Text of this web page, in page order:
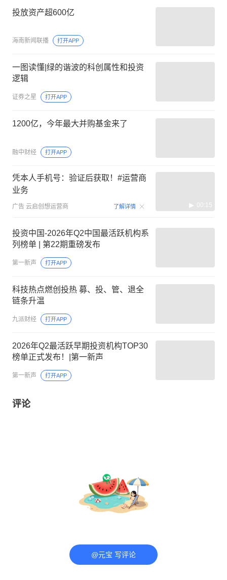
投放资产超600亿
海南新闻联播 打开APP
一图读懂|绿的谐波的科创属性和投资
逻辑
证券之星 打开APP
1200亿，今年最大并购基金来了
融中财经 打开APP
凭本人手机号：验证后获取！#运营商
业务
广告 云启创想运营商 了解详情 00:15
投资中国-2026年Q2中国最活跃机构系
列榜单 | 第22期重磅发布
第一新声 打开APP
科技热点燃创投热 募、投、管、退全
链条升温
九派财经 打开APP
2026年Q2最活跃早期投资机构TOP30
榜单正式发布！|第一新声
第一新声 打开APP
评论
@元宝 写评论